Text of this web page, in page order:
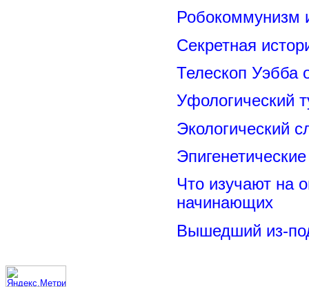
Секретная
Телескоп Уэбба
Уфологический
Экологический
Что изучают на
начинающих
Вышедший из-